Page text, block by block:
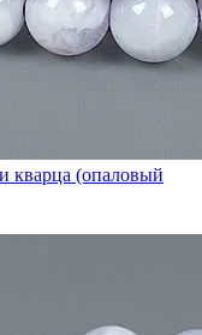
кварца (опаловый